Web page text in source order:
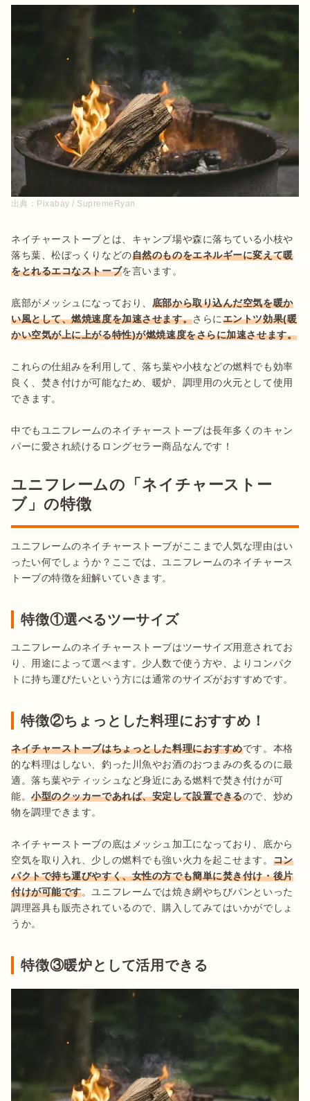
出典： Pixabay / SupremeRyan
ネイチャーストーブとは、キャンプ場や森に落ちている小枝や
落ち葉、松ぼっくりなどの自然のものをエネルギーに変えて暖
をとれるエコなストーブを言います。
底部がメッシュになっており、 底部から取り込んだ空気を暖か
い風として、燃焼速度を加速させます。さらにエントツ効果(暖
かい空気が上に上がる特性)が燃焼速度をさらに加速させます。
これらの仕組みを利用して、落ち葉や小枝などの燃料でも効率
良く、焚き付けが可能なため、暖炉、調理用の火元として使用
できます。
中でもユニフレームのネイチャーストーブは長年多くのキャン
パーに愛され続けるロングセラー商品なんです！
ユニフレームの「ネイチャーストー
ブ」の特徴
ユニフレームのネイチャーストーブがここまで人気な理由はい
ったい何でしょうか？ここでは、ユニフレームのネイチャース
トーブの特徴を紐解いていきます。
特徴①選べるツーサイズ
ユニフレームのネイチャーストーブはツーサイズ用意されてお
り、用途によって選べます。少人数で使う方や、よりコンパク
トに持ち運びたいという方には通常のサイズがおすすめです。
特徴②ちょっとした料理におすすめ！
ネイチャーストーブはちょっとした料理におすすめです。本格
的な料理はしない、釣った川魚やお酒のおつまみの炙るのに最
適。落ち葉やティッシュなど身近にある燃料で焚き付けが可
能。小型のクッカーであれば、安定して設置できるので、炒め
物を調理できます。
ネイチャーストーブの底はメッシュ加工になっており、底から
空気を取り入れ、少しの燃料でも強い火力を起こせます。 コン
パクトで持ち運びやすく、女性の方でも簡単に焚き付け・後片
付けが可能です。ユニフレームでは焼き網やちびパンといった
調理器具も販売されているので、購入してみてはいかがでしょ
うか。
特徴③暖炉として活用できる